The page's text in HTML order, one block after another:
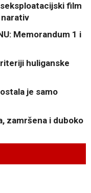
film
Memorandum 1 i
huliganske
je samo
zamršena i duboko